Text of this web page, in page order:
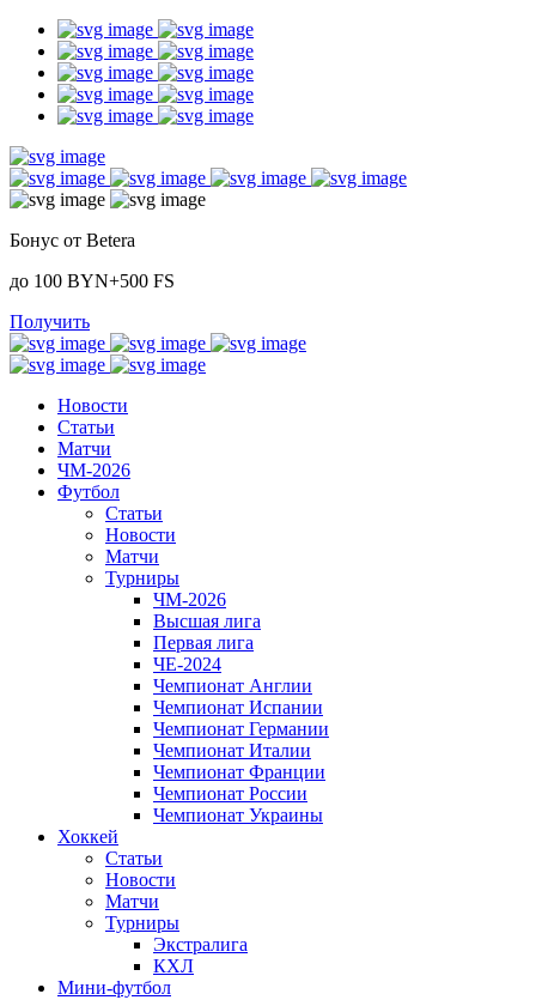
Бонус от Betera
до 100 BYN+500 FS
Получить
Новости
Статьи
Матчи
ЧМ-2026
Футбол
Статьи
Новости
Матчи
Турниры
ЧМ-2026
Высшая лига
Первая лига
ЧЕ-2024
Чемпионат Англии
Чемпионат Испании
Чемпионат Германии
Чемпионат Италии
Чемпионат Франции
Чемпионат России
Чемпионат Украины
Хоккей
Статьи
Новости
Матчи
Турниры
Экстралига
КХЛ
Мини-футбол